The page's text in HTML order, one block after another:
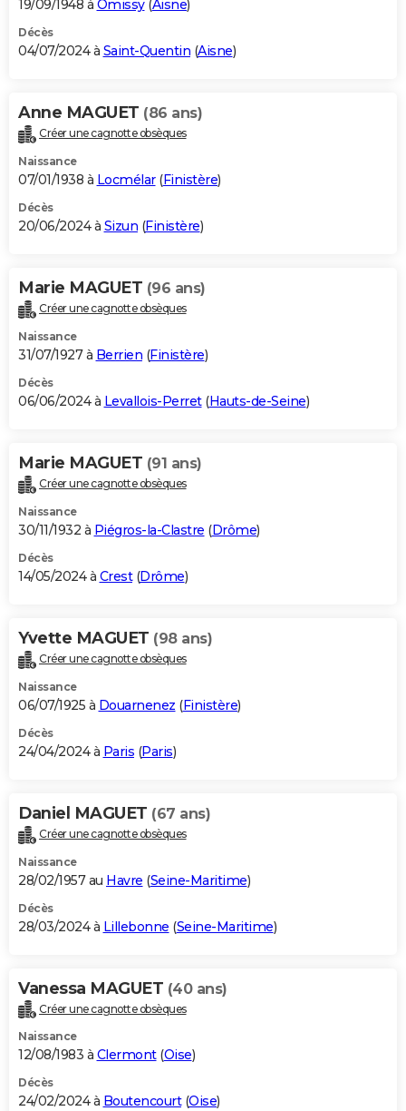
19/09/1948 à Omissy(Aisne)
Décès
04/07/2024 à Saint-Quentin (Aisne)
Anne MAGUET (86 ans)
Créer une cagnotte obsèques
Naissance
07/01/1938 à Locmélar(Finistère)
Décès
20/06/2024 à Sizun (Finistère)
Marie MAGUET (96 ans)
Créer une cagnotte obsèques
Naissance
31/07/1927 à Berrien (Finistère)
Décès
06/06/2024 à Levallois-Perret(Hauts-de-Seine)
Marie MAGUET (91 ans)
Créer une cagnotte obsèques
Naissance
30/11/1932 à Piégros-la-Clastre (Drôme)
Décès
14/05/2024 à Crest(Drôme)
Yvette MAGUET (98 ans)
Créer une cagnotte obsèques
Naissance
06/07/1925 à Douarnenez (Finistère)
Décès
24/04/2024 à Paris (Paris)
Daniel MAGUET (67 ans)
Créer une cagnotte obsèques
Naissance
28/02/1957 au Havre (Seine-Maritime)
Décès
28/03/2024 à Lillebonne (Seine-Maritime)
Vanessa MAGUET (40 ans)
Créer une cagnotte obsèques
Naissance
12/08/1983 à Clermont(Oise)
Décès
24/02/2024 à Boutencourt(Oise)